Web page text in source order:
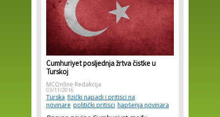
Cumhuriyet posljednja žrtva čistke u
Turskoj
MCOnline Redakcija
03/11/2016
Turska fizički napadi i pritisci na
novinare politički pritisci hapšenja novinara